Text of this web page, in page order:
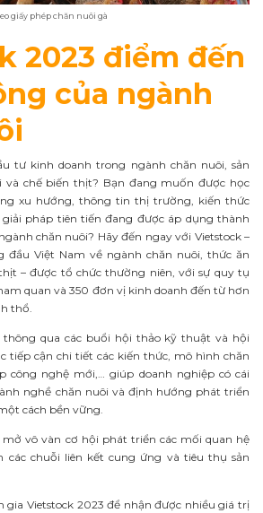
giấy phép chăn nuôi gà
2023 điểm đến
của ngành
tư kinh doanh trong ngành chăn nuôi, sản
và chế biến thịt? Bạn đang muốn được học
xu hướng, thông tin thị trường, kiến thức
pháp tiên tiến đang được áp dụng thành
chăn nuôi? Hãy đến ngay với Vietstock –
đầu Việt Nam về ngành chăn nuôi, thức ăn
– được tổ chức thường niên, với sự quy tụ
quan và 350 đơn vị kinh doanh đến từ hơn
thổ.
thông qua các buổi hội thảo kỹ thuật và hội
tiếp cận chi tiết các kiến thức, mô hình chăn
công nghệ mới,… giúp doanh nghiệp có cái
nghề chăn nuôi và định hướng phát triển
cách bền vững.
mở vô vàn cơ hội phát triển các mối quan hệ
các chuỗi liên kết cung ứng và tiêu thụ sản
Vietstock 2023 để nhận được nhiều giá trị